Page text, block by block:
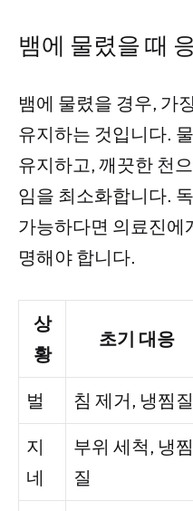
뱀에 물렸을 때
뱀에 물렸을 경우, 가
유지하는 것입니다.
유지하고, 깨끗한 천
임을 최소화합니다.
가능하다면 의료진에
명해야 합니다.
상
황
초기 대응
벌 침 제거, 냉찜질
지
네
부위 세척, 냉찜
질